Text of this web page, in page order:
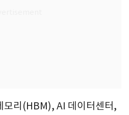
모리(HBM), AI 데이터센터,